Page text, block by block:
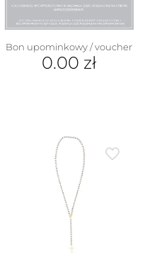
można
wybrać
stronie
produktu
Bon upominkowy / voucher
0.00 zł